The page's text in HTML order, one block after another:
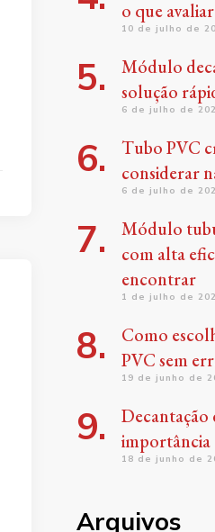
o que
10 de julho de
Módulo
solução
6 de julho de
Tubo PVC
considerar
6 de julho de
Módulo
com alta
encontrar
1 de julho de
Como
PVC sem
19 de junho de
Decantação
importância
18 de junho de
Arquivos